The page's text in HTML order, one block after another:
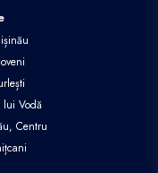
lui Vodă
Centru